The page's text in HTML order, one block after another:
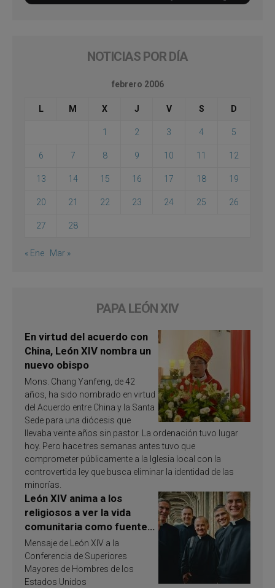
NOTICIAS POR DÍA
febrero 2006
L M X J V S D
1 2 3 4 5
6 7 8 9 10 11 12
13 14 15 16 17 18 19
20 21 22 23 24 25 26
27 28
« Ene Mar »
PAPA LEÓN XIV
En virtud del acuerdo con
China, León XIV nombra un
nuevo obispo
Mons. Chang Yanfeng, de 42
años, ha sido nombrado en virtud
del Acuerdo entre China y la Santa
Sede para una diócesis que
llevaba veinte años sin pastor. La ordenación tuvo lugar
hoy. Pero hace tres semanas antes tuvo que
comprometer públicamente a la Iglesia local con la
controvertida ley que busca eliminar la identidad de las
minorías.
León XIV anima a los
religiosos a ver la vida
comunitaria como fuente
de inspiración y
santificación
Mensaje de León XIV a la
Conferencia de Superiores
Mayores de Hombres de los
Estados Unidos